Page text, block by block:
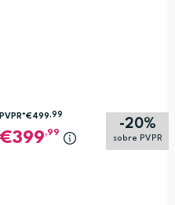
-20%
sobre PVPR
PVPR*€499,99
399,99